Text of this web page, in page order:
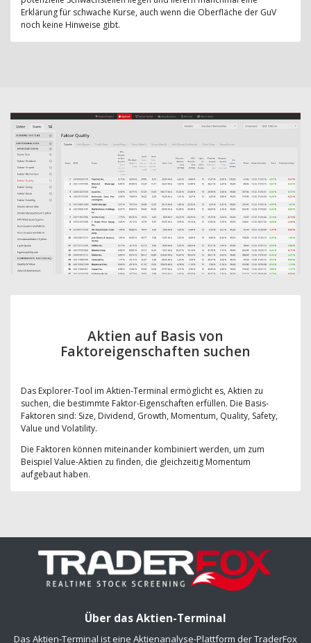
Erklärung für schwache Kurse, auch wenn die Oberfläche der GuV
noch keine Hinweise gibt.
Aktien auf Basis von
Faktoreigenschaften suchen
Das Explorer-Tool im Aktien-Terminal ermöglicht es, Aktien zu
suchen, die bestimmte Faktor-Eigenschaften erfüllen. Die Basis-
Faktoren sind: Size, Dividend, Growth, Momentum, Quality, Safety,
Value und Volatility.
Die Faktoren können miteinander kombiniert werden, um zum
Beispiel Value-Aktien zu finden, die gleichzeitig Momentum
aufgebaut haben.
Über das Aktien-Terminal
Das Aktien-Terminal ist eine Aktienanalyse-Plattform der TraderFox